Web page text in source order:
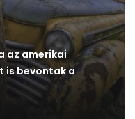
az amerikai
is bevontak a